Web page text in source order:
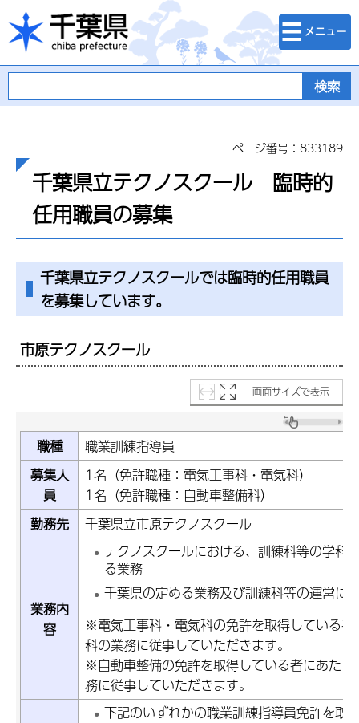
千葉県
検索・メニュ
ー
ページ番号：833189
千葉県立テクノスクール 臨時的
任用職員の募集
千葉県立テクノスクールでは臨時的任用職員
を募集しています。
市原テクノスクール
画面サイズで表示
職種
職業訓練指導員
募集人
員
1名（免許職種：電気工事科・電気科）
1名（免許職種：自動車整備科）
勤務先
千葉県立市原テクノスクール
業務内
容
テクノスクールにおける、訓練科等の学科
る業務
千葉県の定める業務及び訓練科等の運営に
※電気工事科・電気科の免許を取得している
科の業務に従事していただきます。
※自動車整備の免許を取得している者にあた
務に従事していただきます。
下記のいずれかの職業訓練指導員免許を取